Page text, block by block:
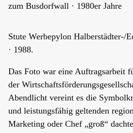
zum Busdorfwall · 1980er Jahre
Stute Werbepylon Halberstädter-/
· 1988.
Das Foto war eine Auftragsarbeit
der
Abendlicht vereint es die
und leistungsfähig geltenden
Marketing oder Chef „groß“